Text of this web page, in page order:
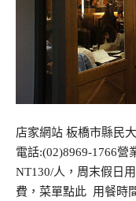
店家網站 板橋市縣民
電話:(02)8969-1766營
NT130/人，周末假日
費，菜單點此 用餐時